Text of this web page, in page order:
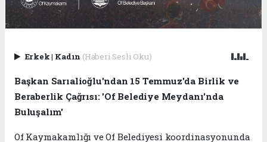
Erkek| Kadın (Haberi Sesli Oku)
Başkan Sarıalioğlu'ndan 15 Temmuz'da Birlik ve
Beraberlik Çağrısı: 'Of Belediye Meydanı'nda
Buluşalım'
Of Kaymakamlığı ve Of Belediyesi koordinasyonunda